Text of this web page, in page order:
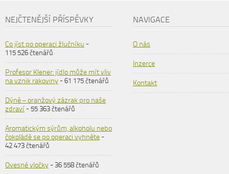
NEJČTENĚJŠÍ PŘÍSPĚVKY
Co jíst po operaci žlučníku -
115 526 čtenářů
Profesor Klener: jídlo může mít vliv
na vznik rakoviny- 61 175 čtenářů
Dýně – oranžový zázrak pro naše
zdraví- 55 363 čtenářů
Aromatickým sýrům, alkoholu nebo
čokoládě se po operaci vyhněte-
42 473 čtenářů
Ovesné vločky- 36 558 čtenářů
NAVIGACE
O nás
Inzerce
Kontakt